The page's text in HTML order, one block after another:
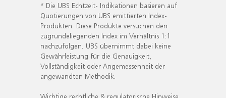
* Die UBS Echtzeit- Indikationen basieren auf
Quotierungen von UBS emittierten Index-
Produkten. Diese Produkte versuchen den
zugrundeliegenden Index im Verhältnis 1:1
nachzufolgen. UBS übernimmt dabei keine
Gewährleistung für die Genauigkeit,
Vollständigkeit oder Angemessenheit der
angewandten Methodik.